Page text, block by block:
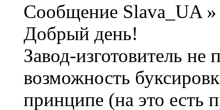
Сообщение Slava_UA
Добрый день!
Завод-изготовитель не
возможность
принципе (на это есть